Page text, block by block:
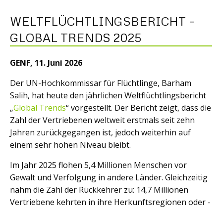
WELTFLÜCHTLINGSBERICHT –
GLOBAL TRENDS 2025
GENF, 11. Juni 2026
Der UN-Hochkommissar für Flüchtlinge, Barham
Salih, hat heute den jährlichen Weltflüchtlingsbericht
„Global Trends“ vorgestellt. Der Bericht zeigt, dass die
Zahl der Vertriebenen weltweit erstmals seit zehn
Jahren zurückgegangen ist, jedoch weiterhin auf
einem sehr hohen Niveau bleibt.
Im Jahr 2025 flohen 5,4 Millionen Menschen vor
Gewalt und Verfolgung in andere Länder. Gleichzeitig
nahm die Zahl der Rückkehrer zu: 14,7 Millionen
Vertriebene kehrten in ihre Herkunftsregionen oder -